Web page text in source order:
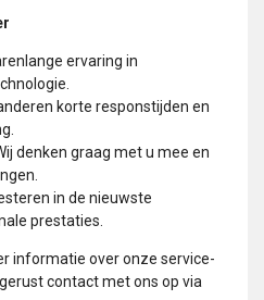
ervaring in
korte responstijden en
denken graag met u mee en
in de nieuwste
prestaties.
informatie over onze service-
contact met ons op via